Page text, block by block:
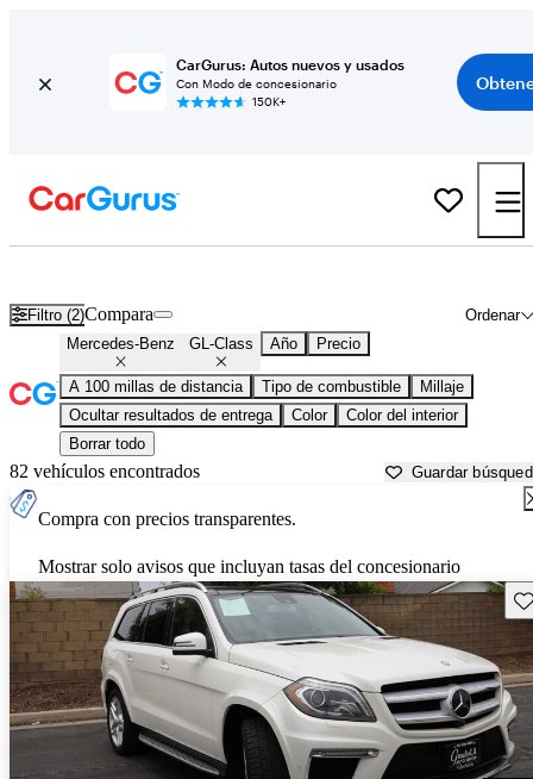
CarGurus: Autos nuevos y usados
Con Modo de concesionario
150K+
Filtro (2) Ordenar
Compara
Mercedes-Benz GL-Class Año Precio
A 100 millas de distancia Tipo de combustible
Millaje
Ocultar resultados de entrega
Color
Color del interior
Borrar todo
82 vehículos encontrados Guardar
Compra con precios transparentes.
Mostrar solo avisos que incluyan tasas del concesionario